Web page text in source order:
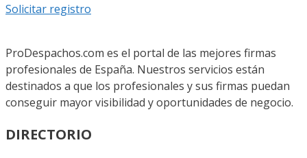
Solicitar registro
ProDespachos.com es el portal de las mejores firmas
profesionales de España. Nuestros servicios están
destinados a que los profesionales y sus firmas puedan
conseguir mayor visibilidad y oportunidades de negocio.
DIRECTORIO